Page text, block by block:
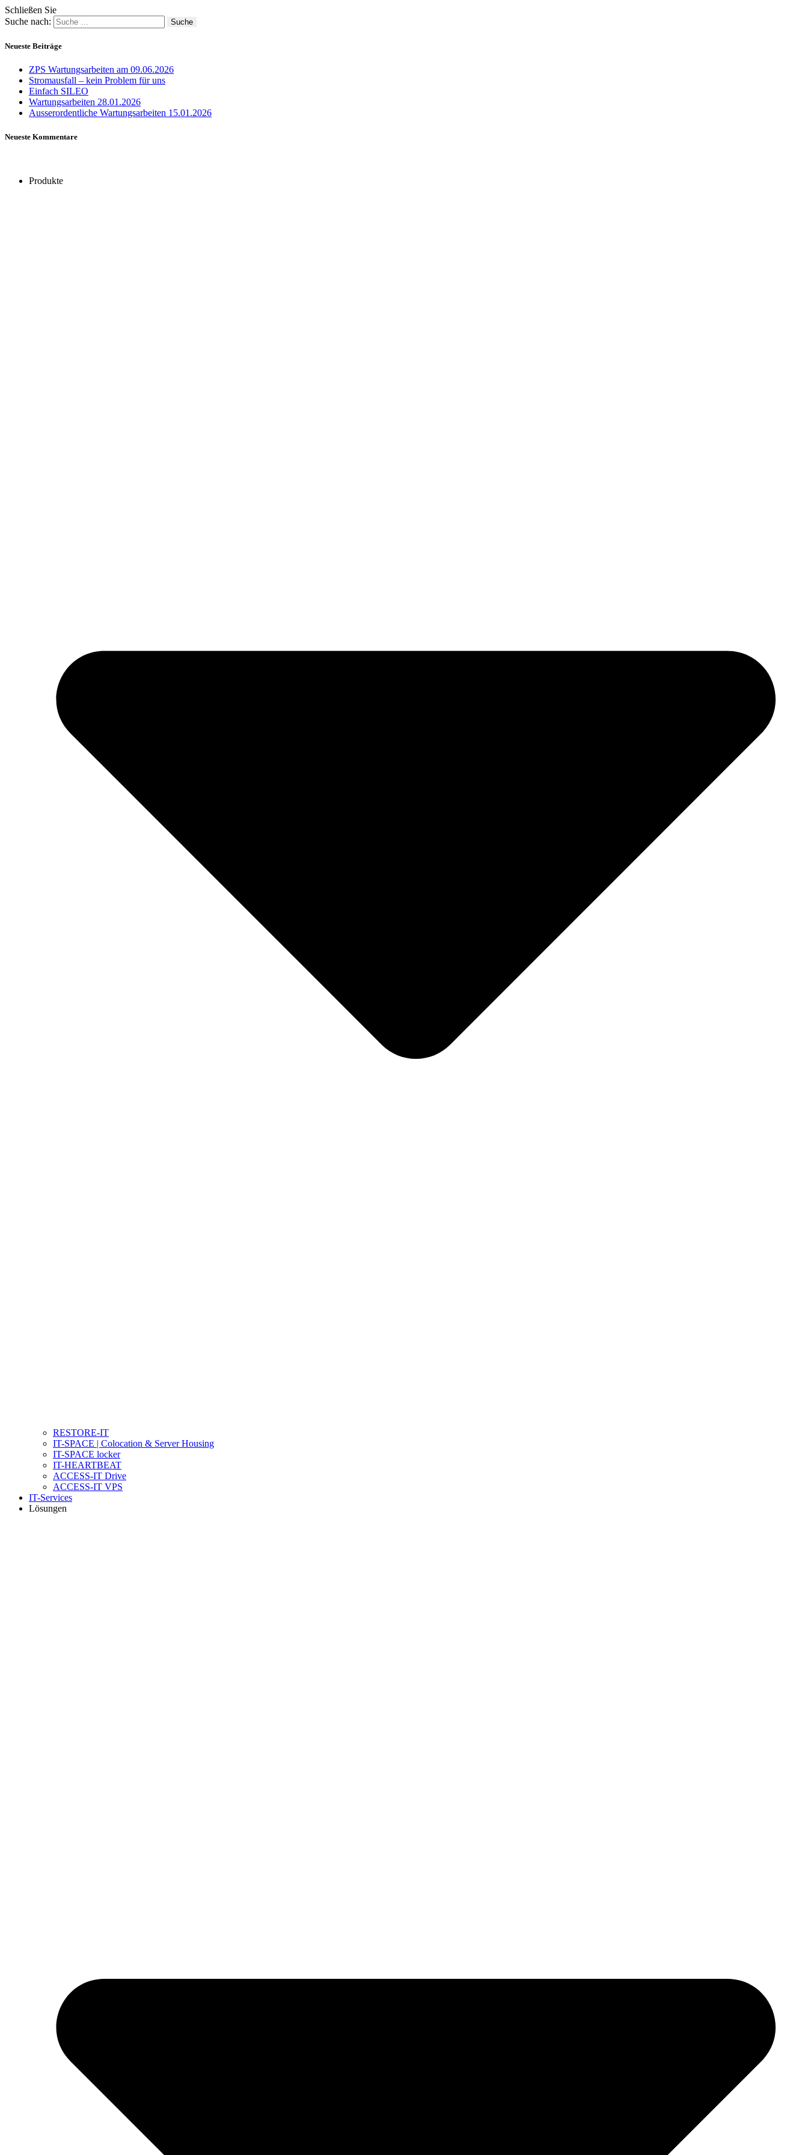
Schließen Sie
Suche nach:
Neueste Beiträge
ZPS Wartungsarbeiten am 09.06.2026
Stromausfall – kein Problem für uns
Einfach SILEO
Wartungsarbeiten 28.01.2026
Ausserordentliche Wartungsarbeiten 15.01.2026
Neueste Kommentare
Produkte
RESTORE-IT
IT-SPACE | Colocation & Server Housing
IT-SPACE locker
IT-HEARTBEAT
ACCESS-IT Drive
ACCESS-IT VPS
IT-Services
Lösungen